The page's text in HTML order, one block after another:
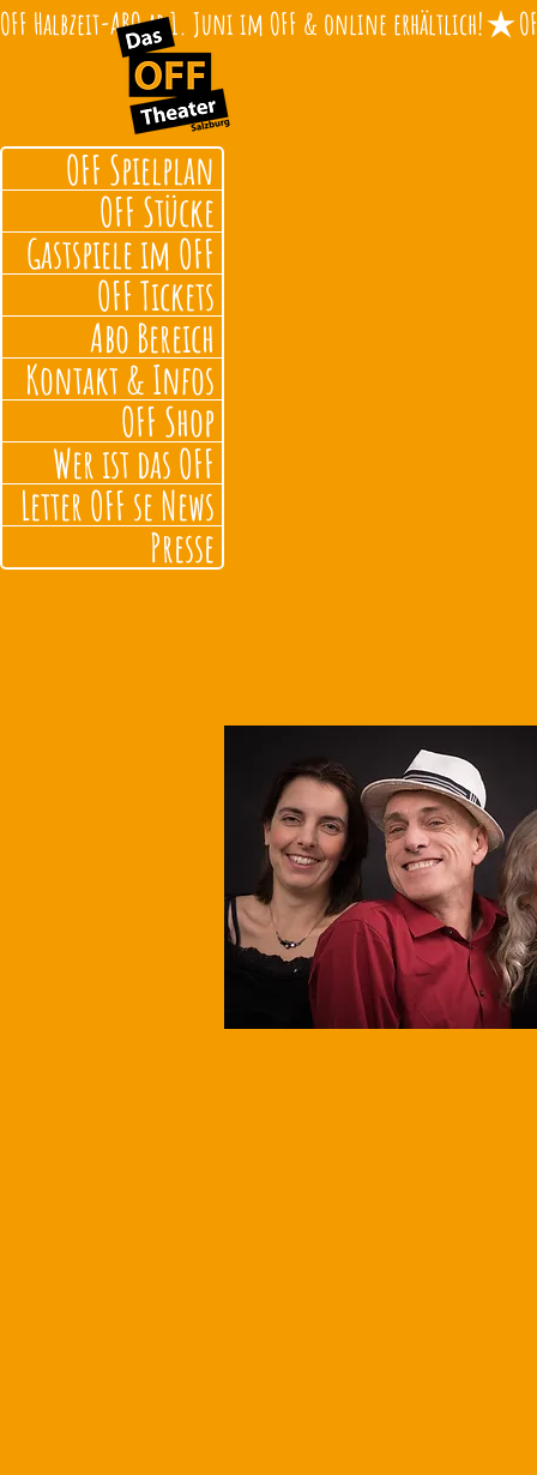
OFF Halbzeit-ABO ab 1. Juni im OFF & online erhältlich!
OFF Spielplan
OFF Stücke
Gastspiele im OFF
OFF Tickets
Abo Bereich
Kontakt & Infos
OFF Shop
Wer ist das OFF
Letter OFF se News
Presse